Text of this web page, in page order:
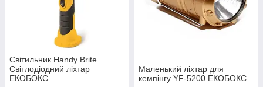
Світильник Handy Brite
Світлодіодний ліхтар
ЕКОБОКС
Маленький ліхтар для
кемпінгу YF-5200 ЕКОБОКС